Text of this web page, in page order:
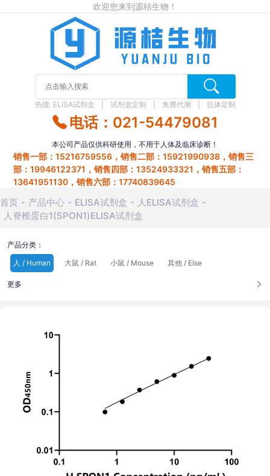
欢迎您来到源桔生物！
热搜: ELISA试剂盒 试剂盒定制 免费代测 抗体定制
电话：021-54479081
本公司产品仅供科研使用，不用于人体及临床诊断！
销售一部：15216759556，销售二部：15921990938，销售三
部：19946122371，销售四部：13524933321，销售五部：
13641951130，销售六部：17740839645
首页 产品中心 ELISA试剂盒
人ELISA试剂盒
人脊椎蛋白1(SPON1)ELISA试剂盒
产品分类：
人 / Human
大鼠 / Rat 小鼠 / Mouse 其他 / Else
更多